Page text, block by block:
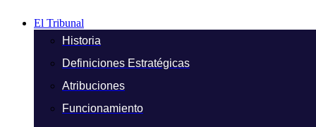
El Tribunal
Historia
Definiciones Estratégicas
Atribuciones
Funcionamiento